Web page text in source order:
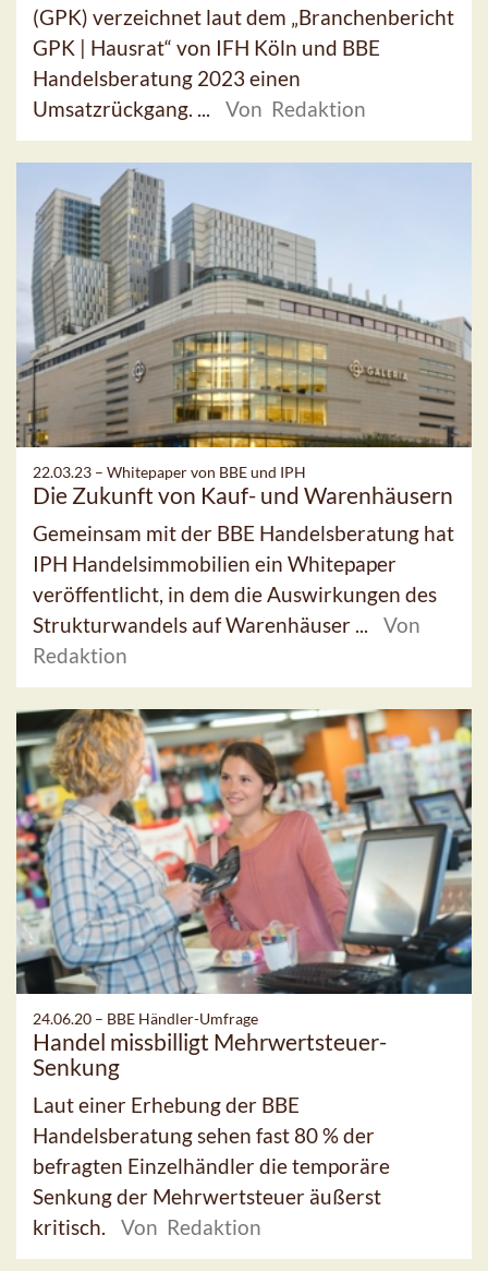
(GPK) verzeichnet laut dem „Branchenbericht
GPK | Hausrat“ von IFH Köln und BBE
Handelsberatung 2023 einen
Umsatzrückgang. ...
Von Redaktion
22.03.23 – Whitepaper von BBE und IPH
Die Zukunft von Kauf- und Warenhäusern
Gemeinsam mit der BBE Handelsberatung hat
IPH Handelsimmobilien ein Whitepaper
veröffentlicht, in dem die Auswirkungen des
Strukturwandels auf Warenhäuser ...
Von
Redaktion
24.06.20 – BBE Händler-Umfrage
Handel missbilligt Mehrwertsteuer-
Senkung
Laut einer Erhebung der BBE
Handelsberatung sehen fast 80 % der
befragten Einzelhändler die temporäre
Senkung der Mehrwertsteuer äußerst
kritisch.
Von Redaktion